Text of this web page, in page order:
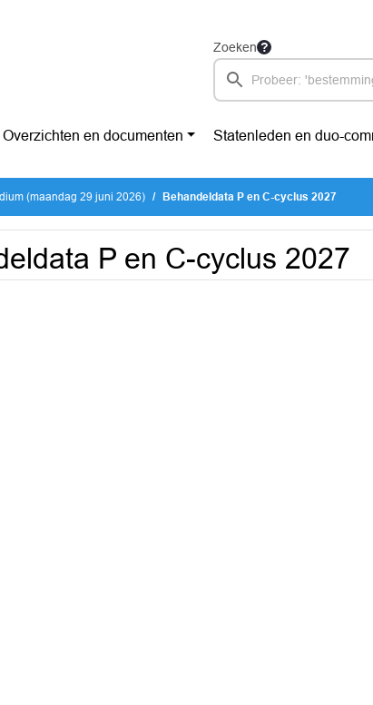
Zoeken
Overzichten en documenten Statenleden en duo-
(maandag 29 juni 2026) Behandeldata P en C-cyclus 2027
P en C-cyclus 2027